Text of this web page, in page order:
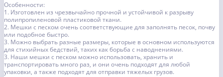
Особенности:
1. Изготовлен из чрезвычайно прочной и устойчивой к разрыву
полипропиленовой пластиковой ткани.
2. Мешки с песком очень соответствующие для заполнять песок, почву
или подобное быстро.
3. Можно выбрать разные размеры, которые в основном используются
для стихийных бедствий, таких как борьба с наводнениями.
3. Наши мешки с песком можно использовать, хранить и
транспортировать много раз, и они очень подходят для любой
упаковки, а также подходят для отправки тяжелых грузов.